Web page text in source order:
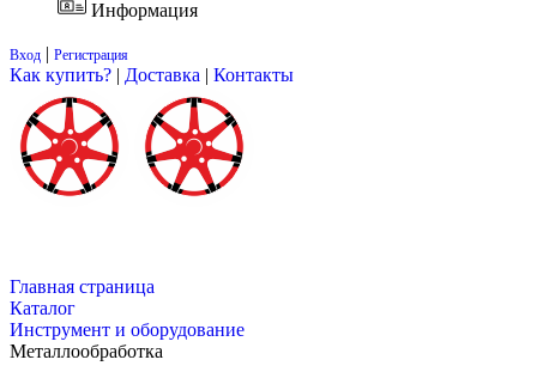
Информация
Вход | Регистрация
Как купить? | Доставка | Контакты
Главная страница
Каталог
Инструмент и оборудование
Металлообработка